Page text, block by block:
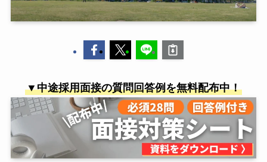
▼中途採用面接の質問回答例を無料配布中！